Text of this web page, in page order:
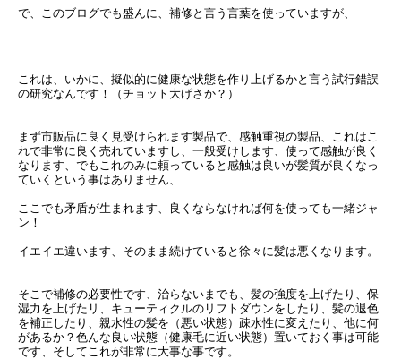
で、このブログでも盛んに、補修と言う言葉を使っていますが、
これは、いかに、擬似的に健康な状態を作り上げるかと言う試行錯誤
の研究なんです！（チョット大げさか？）
まず市販品に良く見受けられます製品で、感触重視の製品、これはこ
れで非常に良く売れていますし、 一般受けします、使って感触が良く
なります、でもこれのみに頼っていると感触は良いが髪質が良くなっ
ていくという事はありません、
ここでも矛盾が生まれます、良くならなければ何を使っても一緒ジャ
ン！
イエイエ違います、そのまま続けていると徐々に髪は悪くなります。
そこで補修の必要性です、治らないまでも、髪の強度を上げたり、保
湿力を上げたリ、キューティクルのリフトダウンをしたり、髪の退色
を補正したり、親水性の髪を（悪い状態）疎水性に変えたり、他に何
があるか？色んな良い状態（健康毛に近い状態）置いておく事は可能
です、そしてこれが非常に大事な事です。